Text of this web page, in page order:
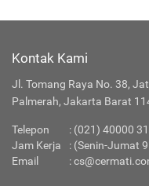
Kontak Kami
Jl. Tomang Raya No. 38,
Palmerah, Jakarta Barat
Telepon : (021) 40000
Jam Kerja
: (Senin-Jumat
Email
: